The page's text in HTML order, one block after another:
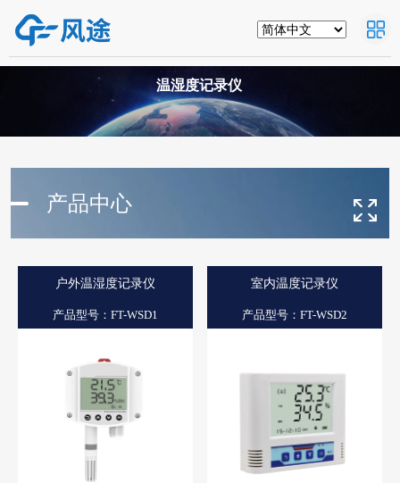
温湿度记录仪
产品中心
户外温湿度记录仪
产品型号：FT-WSD1
室内温度记录仪
产品型号：FT-WSD2